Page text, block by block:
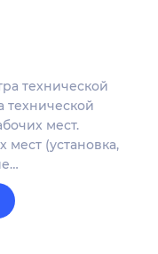
технической
мест.
мест (установка,